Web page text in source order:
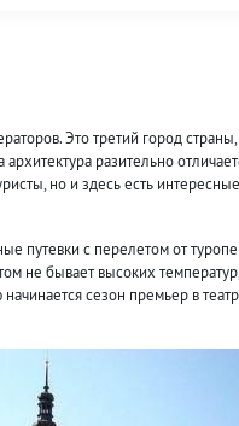
Это третий город
разительно
но и здесь есть
путевки с перелетом от
не бывает высоких
сезон премьер в